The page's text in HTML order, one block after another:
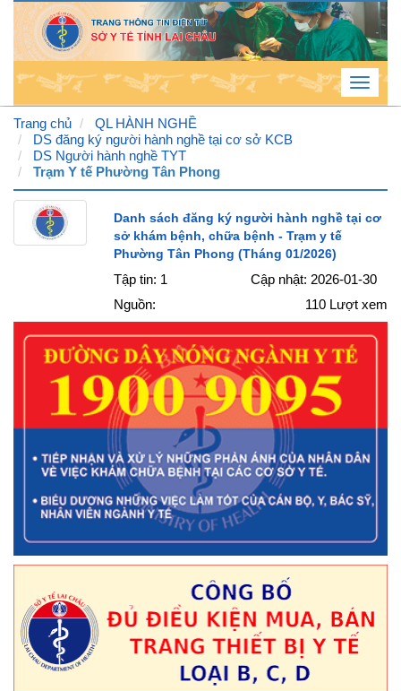
Thứ
7 , 8
/ 8 /
09
PM
Toggle
Trang chủ
QL HÀNH NGHỀ
DS đăng ký người hành nghề tại cơ sở KCB
DS Người hành nghề TYT
Trạm Y tế Phường Tân Phong
Danh sách đăng ký người hành nghề tại cơ
sở khám bệnh, chữa bệnh - Trạm y tế
Phường Tân Phong (Tháng 01/2026)
Tập tin: 1
Cập nhật: 2026-01-30
Nguồn:
110 Lượt xem